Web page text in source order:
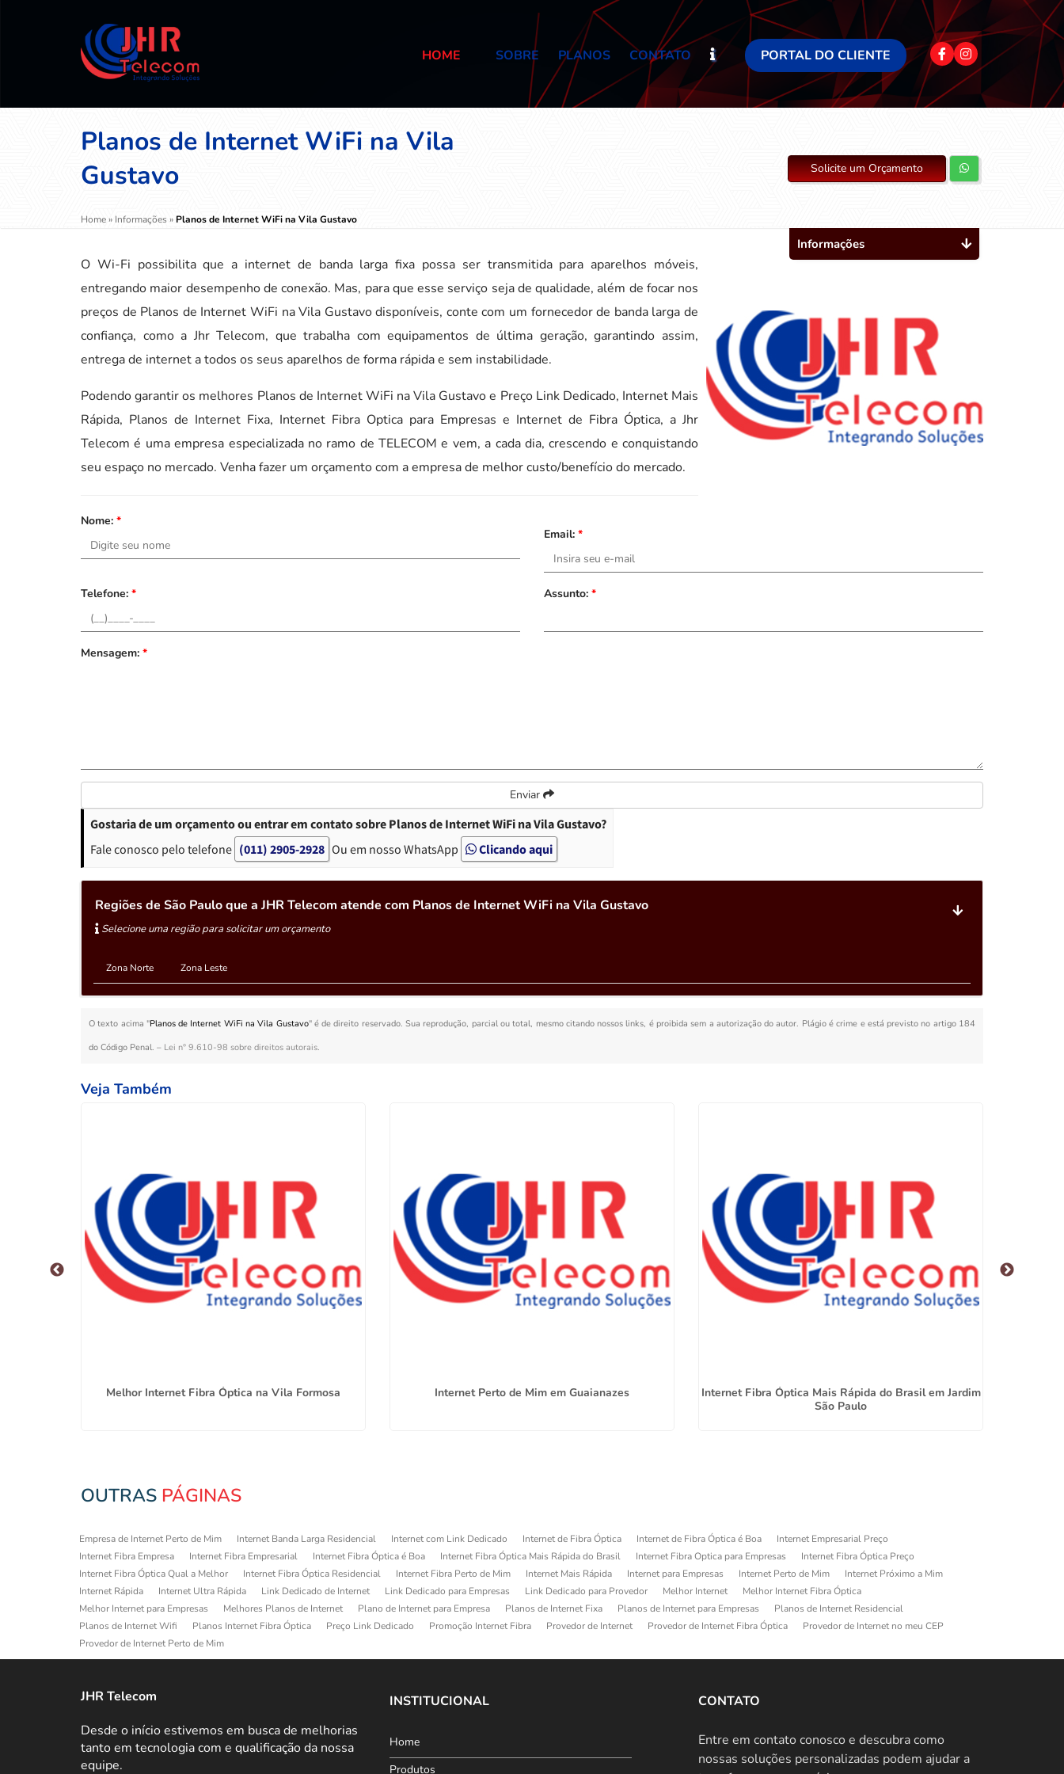
HOME SOBRE PLANOS CONTATO PORTAL DO CLIENTE
Planos de Internet WiFi na Vila
Gustavo
Home» Informações »Planos de Internet WiFi na Vila Gustavo
Solicite um Orçamento
O Wi-Fi possibilita que a internet de banda larga fixa possa ser transmitida para aparelhos móveis,
entregando maior desempenho de conexão. Mas, para que esse serviço seja de qualidade, além de focar nos
preços de Planos de Internet WiFi na Vila Gustavo disponíveis, conte com um fornecedor de banda larga de
confiança, como a Jhr Telecom, que trabalha com equipamentos de última geração, garantindo assim,
entrega de internet a todos os seus aparelhos de forma rápida e sem instabilidade.
Podendo garantir os melhores Planos de Internet WiFi na Vila Gustavo e Preço Link Dedicado, Internet Mais
Rápida, Planos de Internet Fixa, Internet Fibra Optica para Empresas e Internet de Fibra Óptica, a Jhr
Telecom é uma empresa especializada no ramo de TELECOM e vem, a cada dia, crescendo e conquistando
seu espaço no mercado. Venha fazer um orçamento com a empresa de melhor custo/benefício do mercado.
Nome: *
Email: *
Telefone: * Assunto: *
Mensagem: *
Enviar
Gostaria de um orçamento ou entrar em contato sobre Planos de Internet WiFi na Vila Gustavo?
Fale conosco pelo telefone (011) 2905-2928 Ou em nosso WhatsApp Clicando aqui
Regiões de São Paulo que a JHR Telecom atende com Planos de Internet WiFi na Vila Gustavo
Selecione uma região para solicitar um orçamento
Zona Norte Zona Leste
O texto acima "Planos de Internet WiFi na Vila Gustavo" é de direito reservado. Sua reprodução, parcial ou total, mesmo citando nossos links, é proibida sem a autorização do autor. Plágio é crime e está previsto no artigo 184
do Código Penal. – Lei n° 9.610-98 sobre direitos autorais.
Informações
Veja Também
Melhor Internet Fibra Óptica na Vila Formosa Internet Perto de Mim em Guaianazes
Internet Fibra Óptica Mais Rápida do Brasil em Jardim
São Paulo
OUTRAS PÁGINAS
Empresa de Internet Perto de Mim Internet Banda Larga Residencial Internet com Link Dedicado Internet de Fibra Óptica Internet de Fibra Óptica é Boa
Internet Empresarial Preço
Internet Fibra Empresa
Internet Fibra Empresarial Internet Fibra Óptica é Boa Internet Fibra Óptica Mais Rápida do Brasil Internet Fibra Optica para Empresas
Internet Fibra Óptica Preço
Internet Fibra Óptica Qual a Melhor
Internet Fibra Óptica Residencial Internet Fibra Perto de Mim Internet Mais Rápida Internet para Empresas Internet Perto de Mim
Internet Próximo a Mim
Internet Rápida
Internet Ultra Rápida Link Dedicado de Internet Link Dedicado para Empresas Link Dedicado para Provedor Melhor Internet
Melhor Internet Fibra Óptica
Melhor Internet para Empresas
Melhores Planos de Internet Plano de Internet para Empresa Planos de Internet Fixa Planos de Internet para Empresas
Planos de Internet Residencial
Planos de Internet Wifi
Planos Internet Fibra Óptica Preço Link Dedicado Promoção Internet Fibra Provedor de Internet Provedor de Internet Fibra Óptica
Provedor de Internet no meu CEP
Provedor de Internet Perto de Mim
JHR Telecom
Desde o início estivemos em busca de melhorias
tanto em tecnologia com e qualificação da nossa
equipe.
INSTITUCIONAL
Home
Produtos
CONTATO
Entre em contato conosco e descubra como
nossas soluções personalizadas podem ajudar a